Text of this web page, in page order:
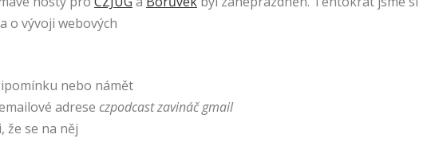
o vývoji webových
nebo námět
adrese czpodcast zavináč gmail
že se na něj